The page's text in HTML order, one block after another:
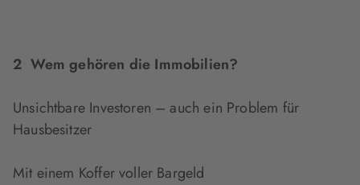
2 Wem gehören die Immobilien?
Unsichtbare Investoren – auch ein Problem für
Hausbesitzer
Mit einem Koffer voller Bargeld